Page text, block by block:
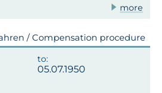
more
/ Compensation procedure
05.07.1950